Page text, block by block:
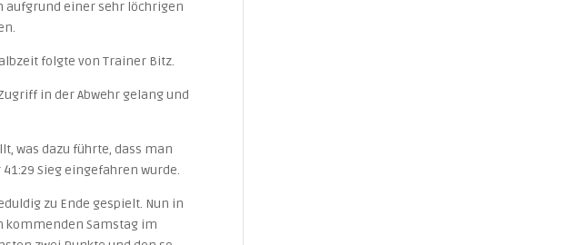
aufgrund einer sehr löchrigen
folgte von Trainer Bitz.
in der Abwehr gelang und
was dazu führte, dass man
Sieg eingefahren wurde.
zu Ende gespielt. Nun in
kommenden Samstag im